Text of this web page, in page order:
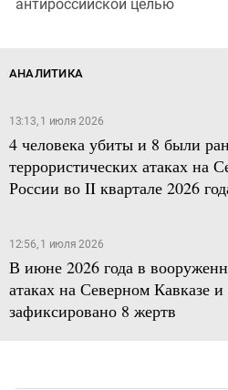
антироссийской целью
АНАЛИТИКА
13:13, 1 июля 2026
4 человека убиты и 8 были
террористических атаках на
России во II квартале 2026
12:56, 1 июля 2026
В июне 2026 года в
атаках на Северном Кавказе
зафиксировано 8 жертв